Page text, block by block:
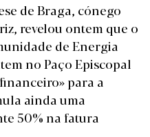
de Braga, cónego
revelou ontem que o
de Energia
no Paço Episcopal
para a
ainda uma
50% na fatura